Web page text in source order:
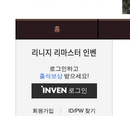
홈
리니지 리마스터 인벤
로그인하고
출석보상 받으세요!
로그인
회원가입 ID/PW 찾기